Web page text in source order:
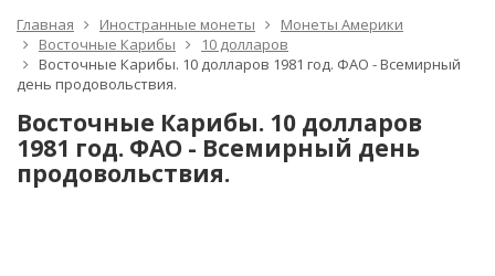
Главная Иностранные монеты
Монеты Америки
Восточные Карибы
10 долларов
Восточные Карибы. 10 долларов 1981 год. ФАО - Всемирный
день продовольствия.
Восточные Карибы. 10 долларов
1981 год. ФАО - Всемирный день
продовольствия.